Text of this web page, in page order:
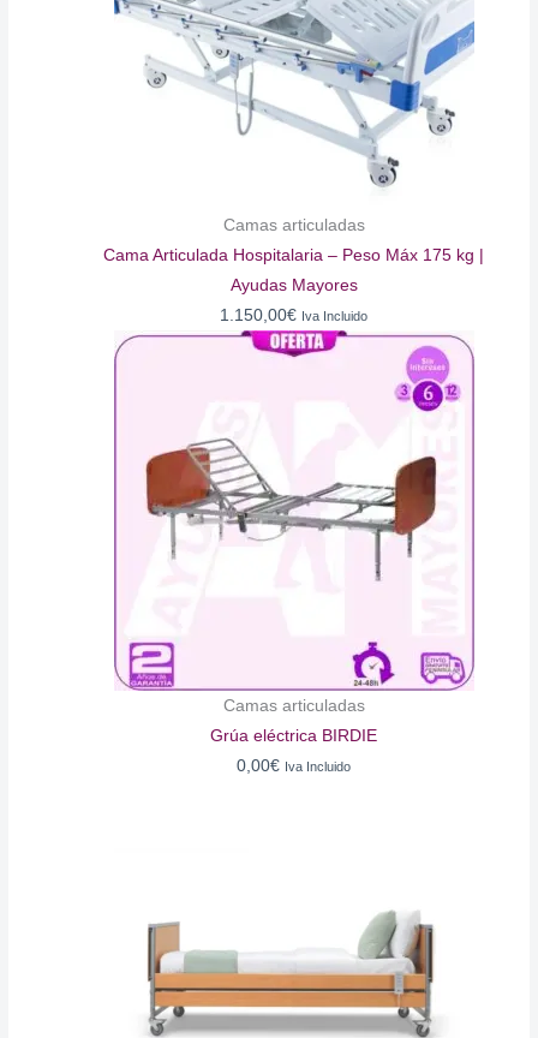
Camas articuladas
Cama Articulada Hospitalaria – Peso Máx 175 kg |
Ayudas Mayores
1.150,00€ Iva Incluido
Camas articuladas
Grúa eléctrica BIRDIE
0,00€ Iva Incluido